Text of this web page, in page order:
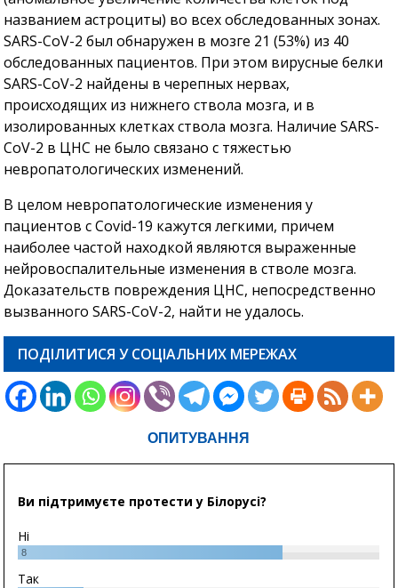
названием астроциты) во всех обследованных зонах.
SARS-CoV-2 был обнаружен в мозге 21 (53%) из 40
обследованных пациентов. При этом вирусные белки
SARS-CoV-2 найдены в черепных нервах,
происходящих из нижнего ствола мозга, и в
изолированных клетках ствола мозга. Наличие SARS-
CoV-2 в ЦНС не было связано с тяжестью
невропатологических изменений.
В целом невропатологические изменения у
пациентов с Covid-19 кажутся легкими, причем
наиболее частой находкой являются выраженные
нейровоспалительные изменения в стволе мозга.
Доказательств повреждения ЦНС, непосредственно
вызванного SARS-CoV-2, найти не удалось.
ПОДІЛИТИСЯ У СОЦІАЛЬНИХ МЕРЕЖАХ
ОПИТУВАННЯ
Ви підтримуєте протести у Білорусі?
Ні
8
Так